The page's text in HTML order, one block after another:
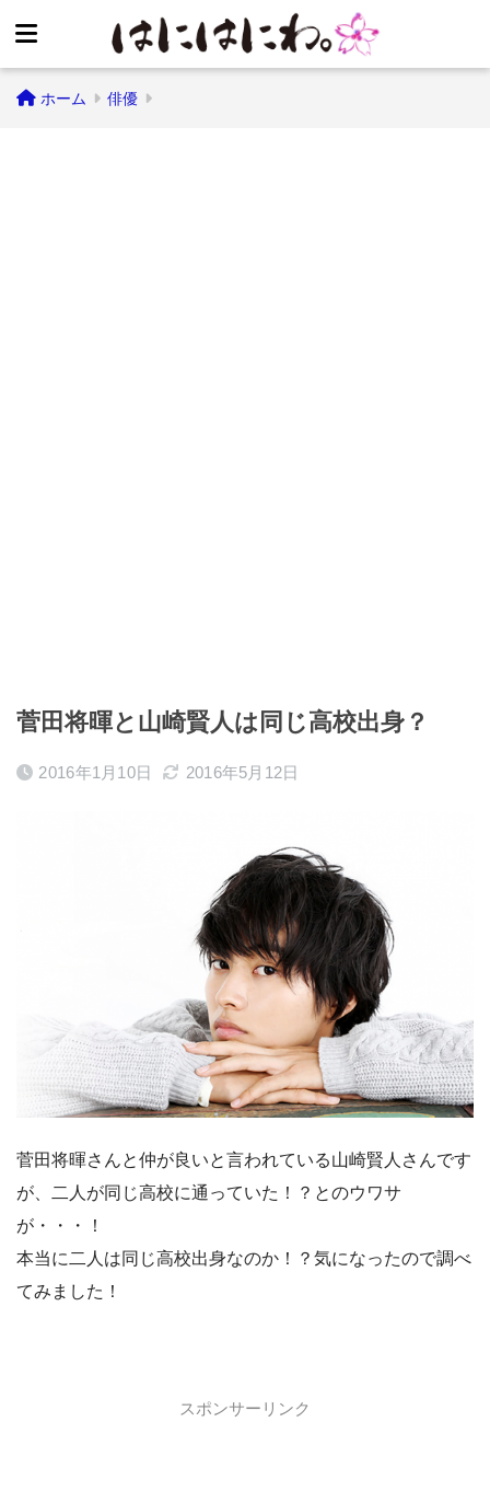
ホーム 俳優
菅田将暉と山崎賢人は同じ高校出身？
2016年1月10日 2016年5月12日
菅田将暉さんと仲が良いと言われている山崎賢人さんです
が、二人が同じ高校に通っていた！？とのウワサ
が・・・！
本当に二人は同じ高校出身なのか！？気になったので調べ
てみました！
スポンサーリンク